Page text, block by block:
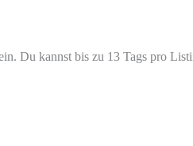
Du kannst bis zu 13 Tags pro